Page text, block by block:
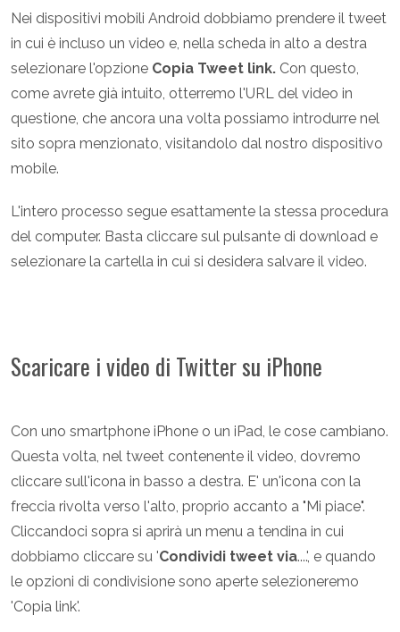
Nei dispositivi mobili Android dobbiamo prendere il tweet
in cui è incluso un video e, nella scheda in alto a destra
selezionare l'opzione Copia Tweet link. Con questo,
come avrete già intuito, otterremo l'URL del video in
questione, che ancora una volta possiamo introdurre nel
sito sopra menzionato, visitandolo dal nostro dispositivo
mobile.
L'intero processo segue esattamente la stessa procedura
del computer. Basta cliccare sul pulsante di download e
selezionare la cartella in cui si desidera salvare il video.
Scaricare i video di Twitter su iPhone
Con uno smartphone iPhone o un iPad, le cose cambiano.
Questa volta, nel tweet contenente il video, dovremo
cliccare sull'icona in basso a destra. E' un'icona con la
freccia rivolta verso l'alto, proprio accanto a "Mi piace".
Cliccandoci sopra si aprirà un menu a tendina in cui
dobbiamo cliccare su 'Condividi tweet via....', e quando
le opzioni di condivisione sono aperte selezioneremo
'Copia link'.